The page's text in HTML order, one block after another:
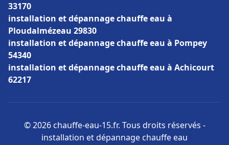
33170
installation et dépannage chauffe eau à
Ploudalmézeau 29830
installation et dépannage chauffe eau à Pompey
54340
installation et dépannage chauffe eau à Achicourt
62217
© 2026 chauffe-eau-15.fr. Tous droits réservés -
installation et dépannage chauffe eau